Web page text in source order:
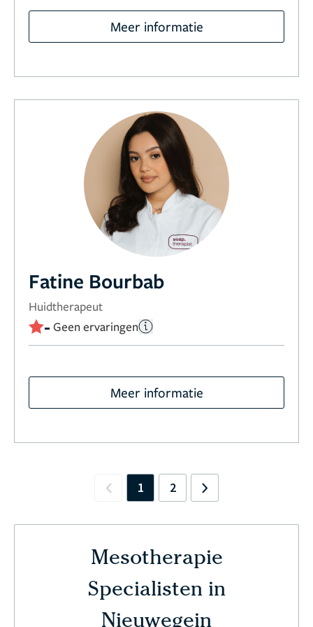
Meer informatie
Fatine Bourbab
Huidtherapeut
- Geen ervaringen
Meer informatie
Previous
1 2 Next
Mesotherapie
Specialisten in
Nieuwegein